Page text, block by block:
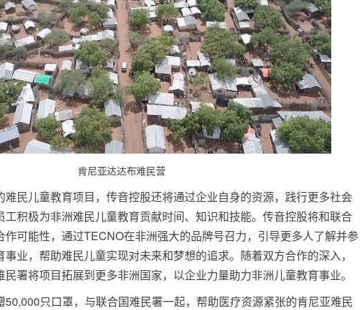
肯尼亚达达布难民营
难民儿童教育项目，传音控股还将通过企业自身的资源，践行更多社会
工积极为非洲难民儿童教育贡献时间、知识和技能。传音控股将和联合
作可能性，通过TECNO在非洲强大的品牌号召力，引导更多人了解并参
业，帮助难民儿童实现对未来和梦想的追求。随着双方合作的深入，
署将项目拓展到更多非洲国家，以企业力量助力非洲儿童教育事业。
50,000只口罩，与联合国难民署一起，帮助医疗资源紧张的肯尼亚难民